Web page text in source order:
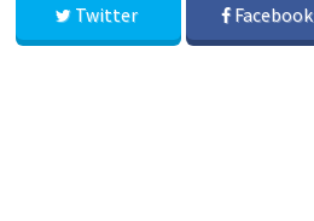
Twitter Facebook